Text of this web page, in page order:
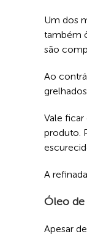
Um dos
também
são
Ao
Vale
produto.
A
Óleo
Apesar